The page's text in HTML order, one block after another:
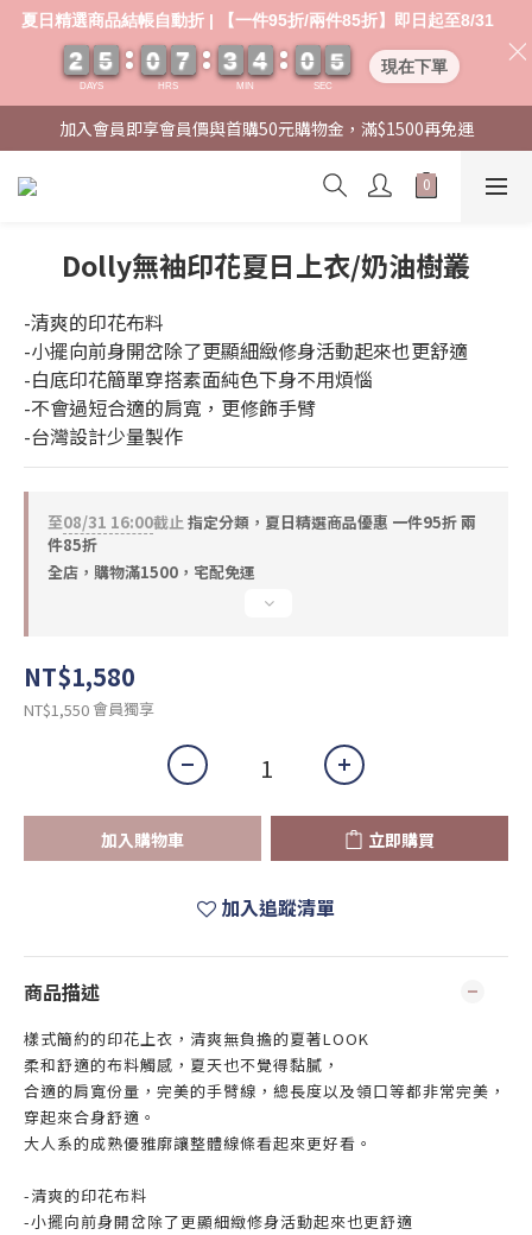
加入會員即享會員價與首購50元購物金，滿$1500再免運
Dolly無袖印花夏日上衣/奶油樹叢
-清爽的印花布料
-小擺向前身開岔除了更顯細緻修身活動起來也更舒適
-白底印花簡單穿搭素面純色下身不用煩惱
-不會過短合適的肩寬，更修飾手臂
-台灣設計少量製作
至08/31 16:00截止指定分類，夏日精選商品優惠 一件95折 兩
件85折
全店，購物滿1500，宅配免運
NT$1,580
NT$1,550會員獨享
加入購物車 立即購買
加入追蹤清單
商品描述
樣式簡約的印花上衣，清爽無負擔的夏著LOOK
柔和舒適的布料觸感，夏天也不覺得黏膩，
合適的肩寬份量，完美的手臂線，總長度以及領口等都非常完美，
穿起來合身舒適。
大人系的成熟優雅廓讓整體線條看起來更好看。
-清爽的印花布料
-小擺向前身開岔除了更顯細緻修身活動起來也更舒適
夏日精選商品結帳自動折 | 【一件95折/兩件85折】即日起至8/31
DAYS
2
2
2
2 5
5
5
5
HRS
0
0
0
0 7
7
7
7
MIN
3
3
3
3 4
4
4
4
SEC
0
0
0
0 0
0
5
5
4 現在下單